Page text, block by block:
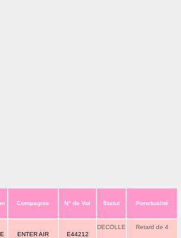
Compagnie N° de Vol Statut Ponctualité
ENTER AIR E44212
DECOLLE Retard de 4